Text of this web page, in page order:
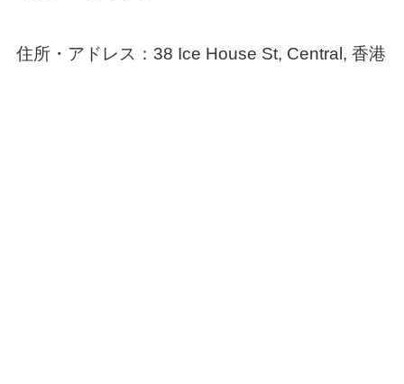
住所・アドレス：38 Ice House St, Central, 香港